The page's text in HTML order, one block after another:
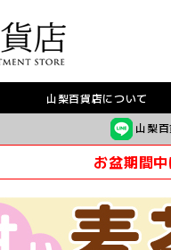
山梨百貨店について
山梨百
お盆期間